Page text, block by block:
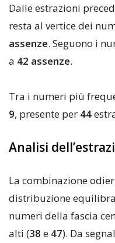
Dalle estrazioni
resta al vertice dei
assenze. Seguono i
a 42 assenze.
Tra i numeri più
9, presente per 44
Analisi
La combinazione
distribuzione
numeri della fascia
alti (38 e 47). Da